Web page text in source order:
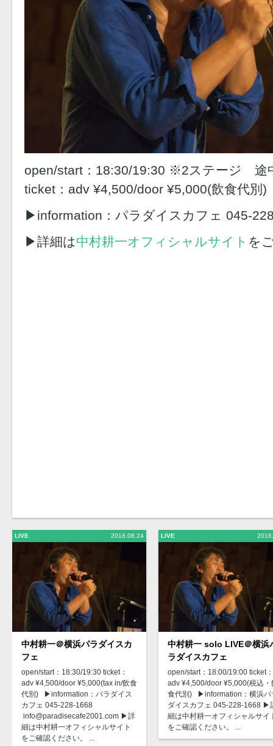
open/start：18:30/19:30 ※2ステージ 途
ticket：adv ¥4,500/door ¥5,000(飲食代別)
▶︎information：パラダイスカフェ 045-
▶︎詳細は中村耕一オフィシャルサイト を
LIVE 2016.08.24
中村耕一＠横浜パラダイスカ
フェ
open/start：18:30/19:30 ticket：
adv ¥4,500/door ¥5,000(tax in/飲食
代別) ▶︎information：パラダイス
カフェ 045-228-1668
info@paradisecafe2001.com ▶︎詳
細は中村耕一オフィシャルサイト
をご確認ください。 ...
LIVE
中村耕一 solo LIVE＠横浜
ラダイスカフェ
open/start：18:00/19:00 ticket：
adv ¥4,500/door ¥5,000(税込・
食代別) ▶︎information：横浜パ
ダイスカフェ 045-228-1668 ▶︎
細は中村耕一オフィシャルサイ
をご確認ください。 ...